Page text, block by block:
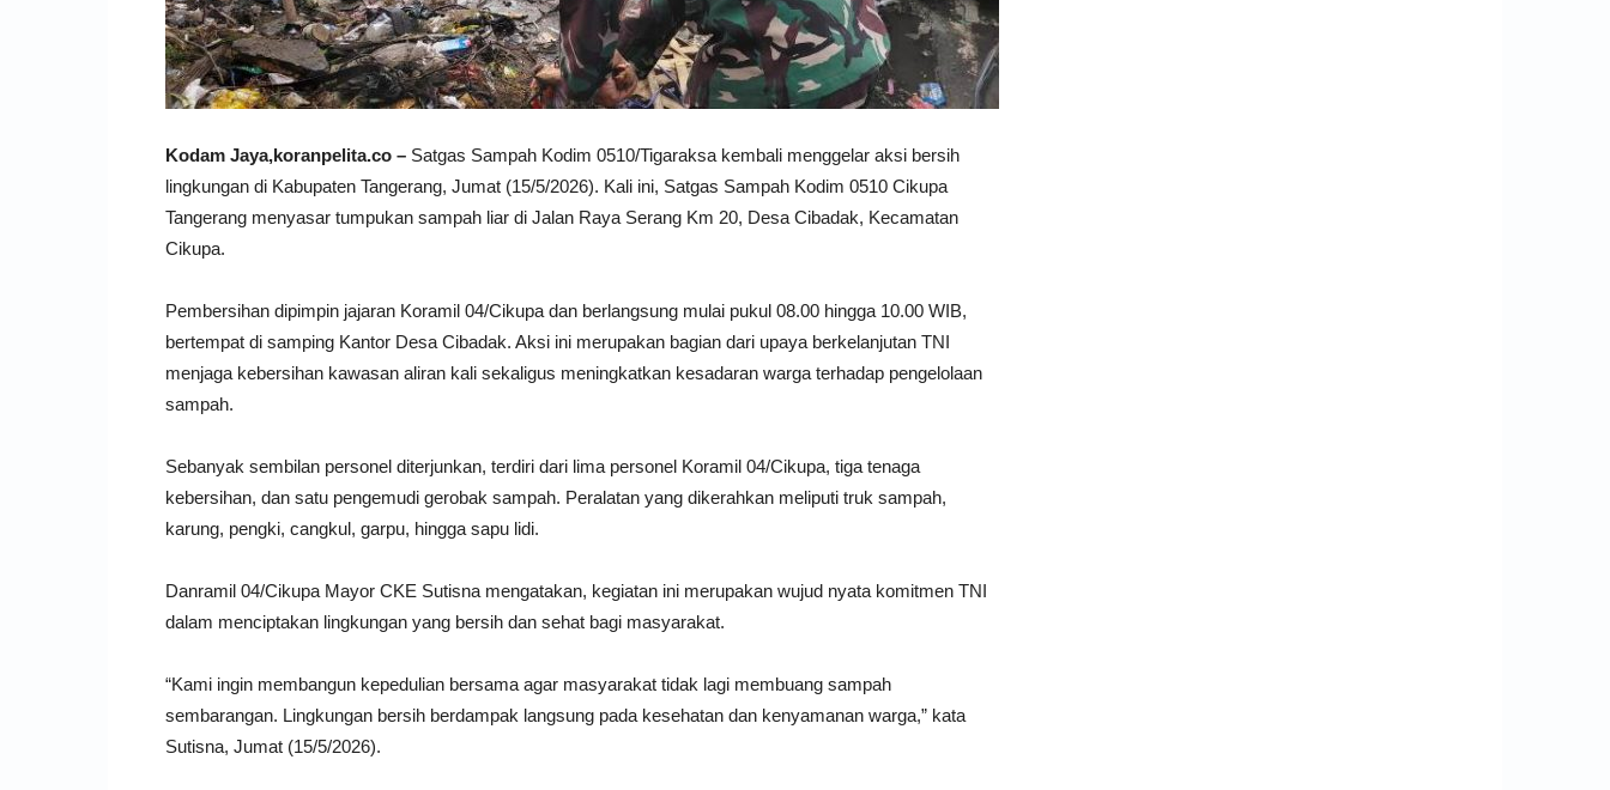
Kodam Jaya,koranpelita.co – Satgas Sampah Kodim 0510/Tigaraksa kembali menggelar aksi bersih
lingkungan di Kabupaten Tangerang, Jumat (15/5/2026). Kali ini, Satgas Sampah Kodim 0510 Cikupa
Tangerang menyasar tumpukan sampah liar di Jalan Raya Serang Km 20, Desa Cibadak, Kecamatan
Cikupa.
Pembersihan dipimpin jajaran Koramil 04/Cikupa dan berlangsung mulai pukul 08.00 hingga 10.00 WIB,
bertempat di samping Kantor Desa Cibadak. Aksi ini merupakan bagian dari upaya berkelanjutan TNI
menjaga kebersihan kawasan aliran kali sekaligus meningkatkan kesadaran warga terhadap pengelolaan
sampah.
Sebanyak sembilan personel diterjunkan, terdiri dari lima personel Koramil 04/Cikupa, tiga tenaga
kebersihan, dan satu pengemudi gerobak sampah. Peralatan yang dikerahkan meliputi truk sampah,
karung, pengki, cangkul, garpu, hingga sapu lidi.
Danramil 04/Cikupa Mayor CKE Sutisna mengatakan, kegiatan ini merupakan wujud nyata komitmen TNI
dalam menciptakan lingkungan yang bersih dan sehat bagi masyarakat.
“Kami ingin membangun kepedulian bersama agar masyarakat tidak lagi membuang sampah
sembarangan. Lingkungan bersih berdampak langsung pada kesehatan dan kenyamanan warga,” kata
Sutisna, Jumat (15/5/2026).